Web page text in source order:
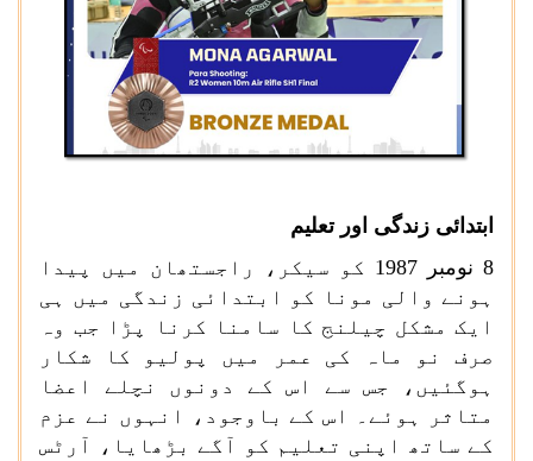
ابتدائی زندگی اور تعلیم
8 نومبر 1987 کو سیکر، راجستھان میں پیدا
ہونے والی مونا کو ابتدائی زندگی میں ہی
ایک مشکل چیلنج کا سامنا کرنا پڑا جب وہ
صرف نو ماہ کی عمر میں پولیو کا شکار
ہوگئیں، جس سے اس کے دونوں نچلے اعضا
متاثر ہوئے۔ اس کے باوجود، انہوں نے عزم
کے ساتھ اپنی تعلیم کو آگے بڑھایا، آرٹس